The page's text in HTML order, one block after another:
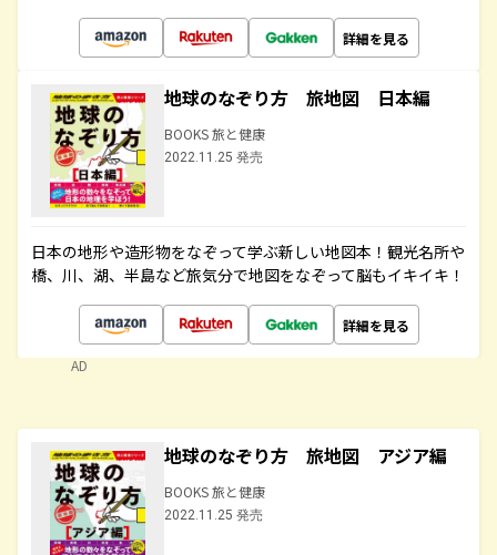
詳細を見る
地球のなぞり方 旅地図 日本編
BOOKS 旅と健康
2022.11.25 発売
日本の地形や造形物をなぞって学ぶ新しい地図本！観光名所や
橋、川、湖、半島など旅気分で地図をなぞって脳もイキイキ！
詳細を見る
AD
地球のなぞり方 旅地図 アジア編
BOOKS 旅と健康
2022.11.25 発売